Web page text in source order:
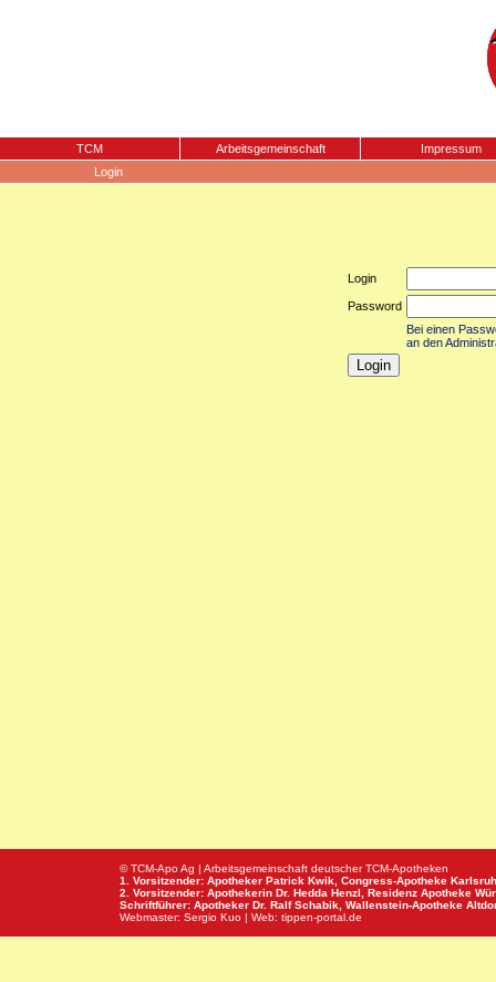
TCM Arbeitsgemeinschaft
Impressum
Login
Login
Password
Bei einen
an den
© TCM-Apo Ag | Arbeitsgemeinschaft deutscher TCM-Apotheken
1. Vorsitzender: Apotheker Patrick Kwik, Congress-Apotheke
2. Vorsitzender: Apothekerin Dr. Hedda Henzl, Residenz Apotheke
Schriftführer: Apotheker Dr. Ralf Schabik, Wallenstein-Apotheke
Webmaster: Sergio Kuo | Web: tippen-portal.de